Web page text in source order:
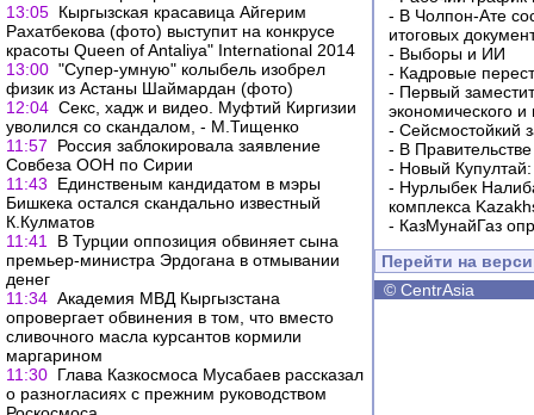
13:05 Кыргызская красавица Айгерим
Рахатбекова (фото) выступит на конкрусе
красоты Queen of Antaliya" International 2014
13:00 "Супер-умную" колыбель изобрел
физик из Астаны Шаймардан (фото)
12:04 Секс, хадж и видео. Муфтий Киргизии
уволился со скандалом, - М.Тищенко
11:57
Россия заблокировала заявление
Совбеза ООН по Сирии
11:43
Единственым кандидатом в мэры
Бишкека остался скандально известный
К.Кулматов
11:41
В Турции оппозиция обвиняет сына
премьер-министра Эрдогана в отмывании
денег
11:34 Академия МВД Кыргызстана
опровергает обвинения в том, что вместо
сливочного масла курсантов кормили
маргарином
11:30 Глава Казкосмоса Мусабаев рассказал
о разногласиях с прежним руководством
- В Чолпон-Ате
итоговых
- Выборы и ИИ
- Кадровые
- Первый
экономического
- Сейсмостойкий
- В
- Новый
- Нурлыбек
комплекса
- КазМунайГаз
Перейти на
© CentrAsia